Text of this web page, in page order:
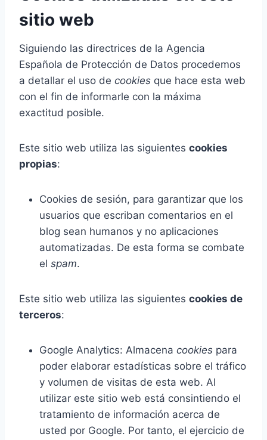
sitio web
Siguiendo las directrices de la Agencia
Española de Protección de Datos procedemos
a detallar el uso de cookies que hace esta web
con el fin de informarle con la máxima
exactitud posible.
Este sitio web utiliza las siguientes cookies
propias:
Cookies de sesión, para garantizar que los
usuarios que escriban comentarios en el
blog sean humanos y no aplicaciones
automatizadas. De esta forma se combate
el spam.
Este sitio web utiliza las siguientes cookies de
terceros:
Google Analytics: Almacena cookies para
poder elaborar estadísticas sobre el tráfico
y volumen de visitas de esta web. Al
utilizar este sitio web está consintiendo el
tratamiento de información acerca de
usted por Google. Por tanto, el ejercicio de